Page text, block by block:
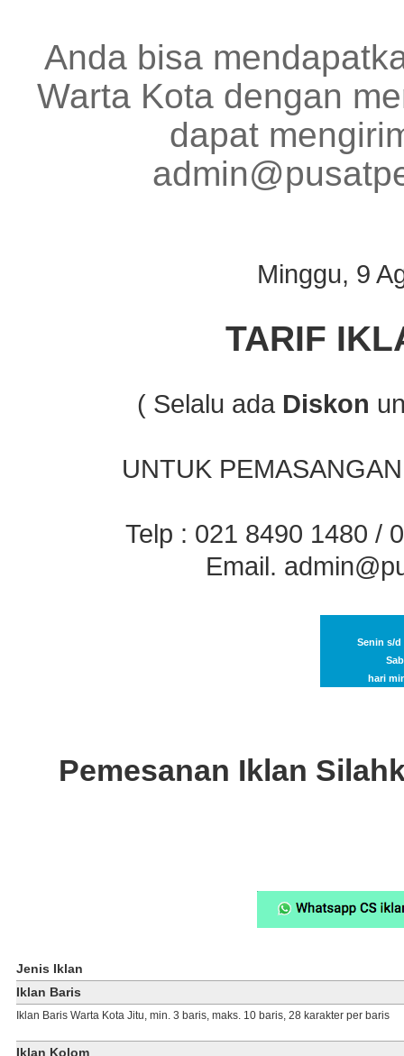
Anda bisa
Warta Kota dengan
dapat
Minggu, 9
TARIF
( Selalu ada Diskon
UNTUK
Telp : 021 8490 1480 /
Email.
Senin s/d
hari
Pemesanan Iklan
Jenis Iklan
Iklan Baris
Iklan Baris Warta Kota Jitu, min. 3 baris, maks. 10 baris, 28 karakter per baris
Iklan Kolom